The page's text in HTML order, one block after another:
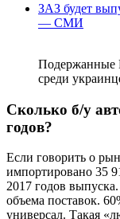
ЗАЗ будет
— СМИ
Подержанные
среди
Сколько б/у
годов?
Если говорить о
импортировано 35
2017 годов
объема поставок.
универсал. Такая